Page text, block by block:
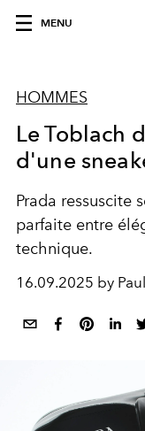
MENU
HOMMES
Le Toblach
d'une
Prada ressuscite
parfaite entre
technique.
16.09.2025 by